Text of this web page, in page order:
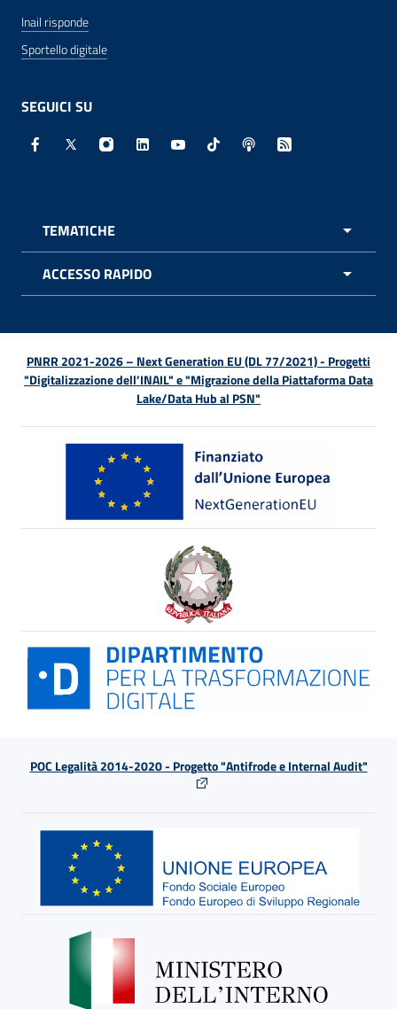
Inail risponde
Sportello digitale
SEGUICI SU
Facebook - Sito esterno - Apertura in nuova finestra
X - Sito esterno - Apertura in nuova finestra
Instagram - Sito esterno - Apertura in
Linkedin - Sito esterno - Apertura in
Youtube - Sito esterno -
TikTok - Sito esterno -
Spreaker - Sito
Feed RSS -
TEMATICHE
ACCESSO RAPIDO
PNRR 2021-2026 – Next Generation EU (DL 77/2021) - Progetti
"Digitalizzazione dell’INAIL" e "Migrazione della Piattaforma Data
Lake/Data Hub al PSN"
POC Legalità 2014-2020 - Progetto "Antifrode e Internal Audit"